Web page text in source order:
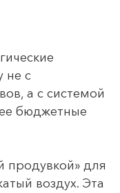
не с
а с системой
бюджетные
продувкой» для
воздух. Эта